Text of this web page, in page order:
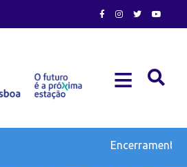
do Metro
≡
Encerramento